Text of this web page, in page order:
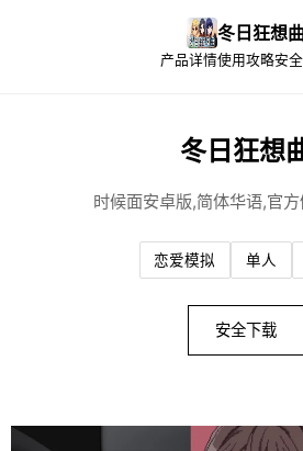
冬日狂想
产品详情使用攻略安
冬日狂想
时候面安卓版,简体华语,官
恋爱模拟 单人
安全下载